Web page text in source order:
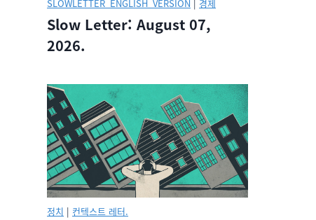
SLOWLETTER_ENGLISH_VERSION | 경제
Slow Letter: August 07,
2026.
정치 | 컨텍스트 레터.